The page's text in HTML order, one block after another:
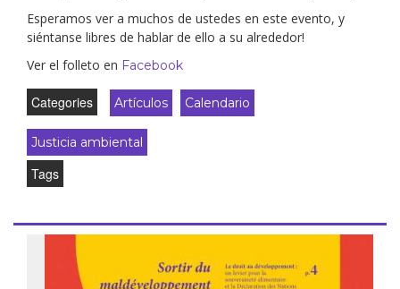
Esperamos ver a muchos de ustedes en este evento, y
siéntanse libres de hablar de ello a su alrededor!
Ver el folleto en Facebook
Categories Artículos Calendario
Justicia ambiental
Tags